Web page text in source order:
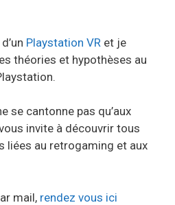
Playstation VR et je
théories et hypothèses au
se cantonne pas qu’aux
invite à découvrir tous
liées au retrogaming et aux
mail, rendez vous ici